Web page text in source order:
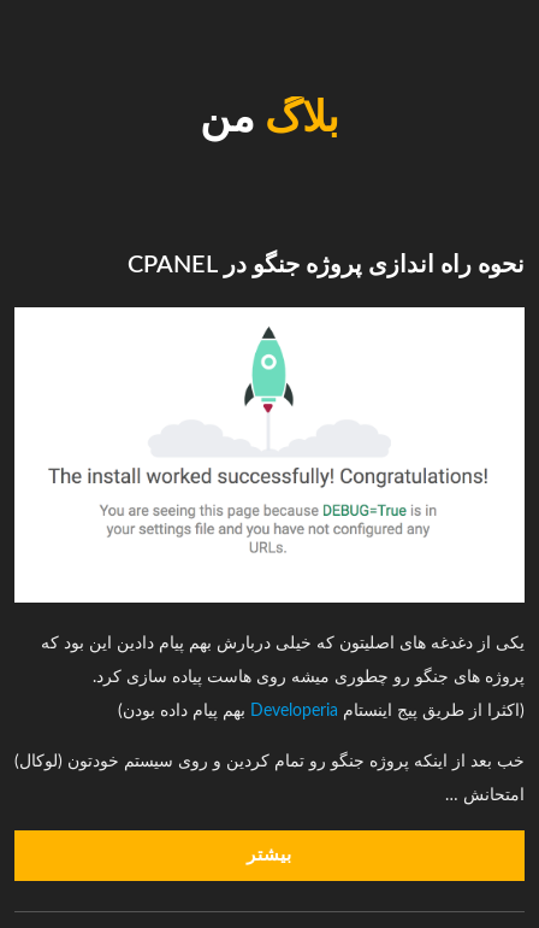
من بلاگ
نحوه راه اندازی پروژه جنگو در CPANEL
یکی از دغدغه های اصلیتون که خیلی دربارش بهم پیام دادین این بود که
پروژه های جنگو رو چطوری میشه روی هاست پیاده سازی کرد.
(اکثرا از طریق پیج اینستام Developeria بهم پیام داده بودن)
خب بعد از اینکه پروژه جنگو رو تمام کردین و روی سیستم خودتون (لوکال)
امتحانش …
بیشتر